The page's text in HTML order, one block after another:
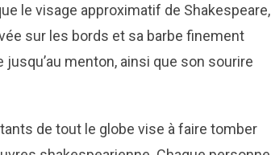
le visage approximatif de Shakespeare,
sur les bords et sa barbe finement
menton, ainsi que son sourire
de tout le globe vise à faire tomber